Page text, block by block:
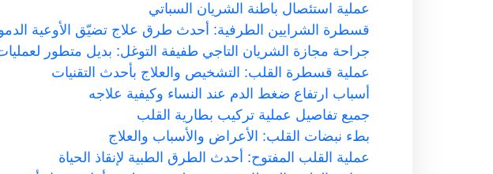
عملية استئصال باطنة الشريان السباتي
قسطرة الشرايين الطرفية: أحدث طرق علاج تضيّق الأوعية
جراحة مجازة الشريان التاجي طفيفة التوغل: بديل متطور
عملية قسطرة القلب: التشخيص والعلاج بأحدث التقنيات
أسباب ارتفاع ضغط الدم عند النساء وكيفية علاجه
جميع تفاصيل عملية تركيب بطارية القلب
بطء نبضات القلب: الأعراض والأسباب والعلاج
عملية القلب المفتوح: أحدث الطرق الطبية لإنقاذ الحياة